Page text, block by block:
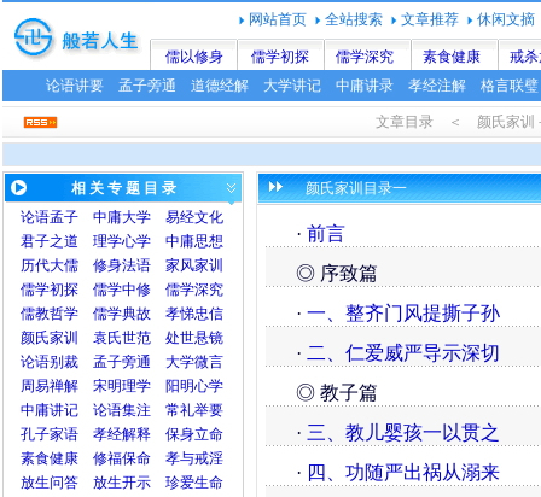
网站首页 全站搜索 文章推荐 休闲文摘
儒以修身 儒学初探 儒学深究 素食健康
戒
论语讲要
孟子旁通 道德经解 大学讲记 中庸讲录 孝经注解 格言联璧
文章目录 ＜ 颜氏家
相 关 专 题 目 录
论语孟子 中庸大学
易经文化
君子之道
理学心学
中庸思想
历代大儒
修身法语
家风家训
儒学初探
儒学中修
儒学深究
儒教哲学
儒学典故
孝悌忠信
颜氏家训
袁氏世范
处世悬镜
论语别裁
孟子旁通
大学微言
周易禅解
宋明理学
阳明心学
中庸讲记
论语集注
常礼举要
孔子家语
孝经解释
保身立命
素食健康
修福保命
孝与戒淫
放生问答
放生开示
珍爱生命
颜氏家训目录一
· 前言
◎ 序致篇
· 一、整齐门风提撕子孙
· 二、仁爱威严导示深切
◎ 教子篇
· 三、教儿婴孩一以贯之
· 四、功随严出祸从溺来